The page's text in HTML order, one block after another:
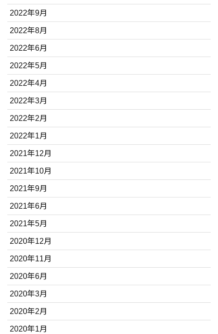
2022年9月
2022年8月
2022年6月
2022年5月
2022年4月
2022年3月
2022年2月
2022年1月
2021年12月
2021年10月
2021年9月
2021年6月
2021年5月
2020年12月
2020年11月
2020年6月
2020年3月
2020年2月
2020年1月